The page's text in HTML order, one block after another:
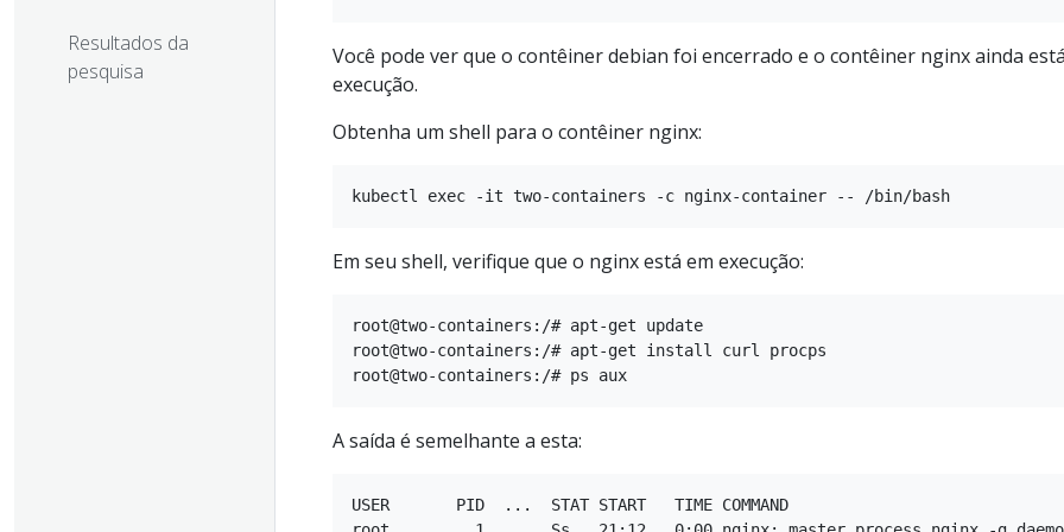
Resultados da
pesquisa
Você pode ver que o contêiner debian foi encerrado e o contêiner nginx ainda
execução.
Obtenha um shell para o contêiner nginx:
Em seu shell, verifique que o nginx está em execução:
root@two-containers:/# apt-get update
root@two-containers:/# apt-get install curl procps
A saída é semelhante a esta:
USER       PID  ...  STAT START   TIME COMMAND